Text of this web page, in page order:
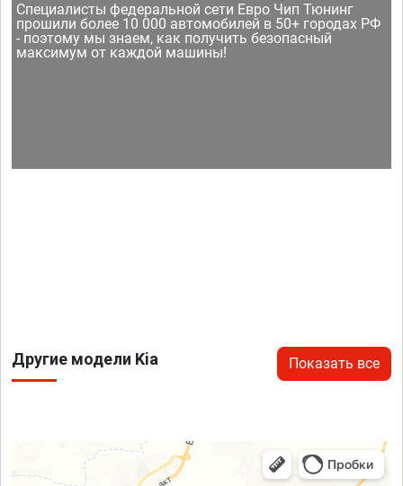
Специалисты федеральной сети Евро Чип Тюнинг
прошили более 10 000 автомобилей в 50+ городах РФ
- поэтому мы знаем, как получить безопасный
максимум от каждой машины!
Другие модели Kia Показать все